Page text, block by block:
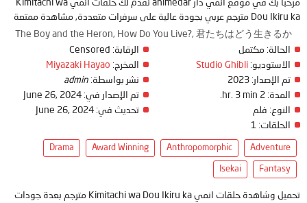
مرحبا بك في موقع انمي دار animedar نقدم لك حلقات انمي Kimitachi wa
Dou Ikiru ka مترجم عربي بجودة عالية على سرفرات متعددة, مشاهدة ممتعة
The Boy and the Heron, How Do You Live?, 君たちはどう生きるか
الحالة: مكتمل
الاستوديو: Studio Ghibli
تم الإصدار:
المدة:
النوع: فلم
الحلقات:
الرقابة:
المخرج: Miyazaki Hayao
نشر بواسطة: admin
تم الإصدار في: June 26, 2024
تحديث في: June 26, 2024
Adventure
Anthropomorphic
Award Winning
Drama
Fantasy
Isekai
تحميل وشاهدة حلقات انمي Kimitachi wa Dou Ikiru ka مترجم بعدة جودات